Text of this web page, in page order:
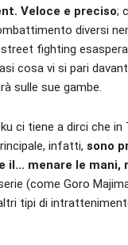
Veloce e preciso;
diversi
fighting
cosa vi si pari
sulle sue gambe.
ci tiene a dirci che in
infatti, sono
il… menare le mani,
(come Goro
tipi di